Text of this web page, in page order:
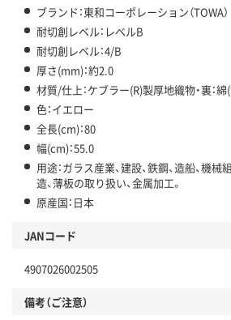
ブランド：東和コーポレーション（TOWA）
耐切創レベル：レベルB
耐切創レベル：4/B
厚さ(mm)：約2.0
材質/仕上：ケブラー(R)製厚地織物・裏：
色：イエロー
全長(cm)：80
幅(cm)：55.0
用途：ガラス産業、建設、鉄鋼、造船、機
造、薄板の取り扱い、金属加工。
原産国：日本
JANコード
4907026002505
備考（ご注意）